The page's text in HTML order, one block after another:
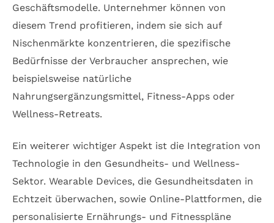
Geschäftsmodelle. Unternehmer können von
diesem Trend profitieren, indem sie sich auf
Nischenmärkte konzentrieren, die spezifische
Bedürfnisse der Verbraucher ansprechen, wie
beispielsweise natürliche
Nahrungsergänzungsmittel, Fitness-Apps oder
Wellness-Retreats.
Ein weiterer wichtiger Aspekt ist die Integration von
Technologie in den Gesundheits- und Wellness-
Sektor. Wearable Devices, die Gesundheitsdaten in
Echtzeit überwachen, sowie Online-Plattformen, die
personalisierte Ernährungs- und Fitnesspläne